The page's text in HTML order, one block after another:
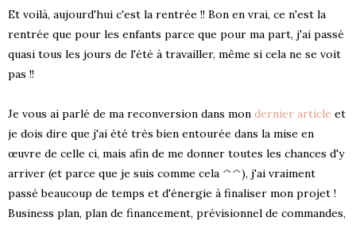
Et voilà, aujourd'hui c'est la rentrée !! Bon en vrai, ce n'est la
rentrée que pour les enfants parce que pour ma part, j'ai passé
quasi tous les jours de l'été à travailler, même si cela ne se voit
pas !!
Je vous ai parlé de ma reconversion dans mon dernier article et
je dois dire que j'ai été très bien entourée dans la mise en
œuvre de celle ci, mais afin de me donner toutes les chances d'y
arriver (et parce que je suis comme cela ^^), j'ai vraiment
passé beaucoup de temps et d'énergie à finaliser mon projet !
Business plan, plan de financement, prévisionnel de commandes,